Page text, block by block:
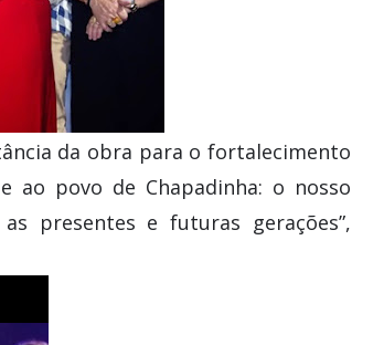
da obra para o fortalecimento
ao povo de Chapadinha: o nosso
presentes e futuras gerações”,